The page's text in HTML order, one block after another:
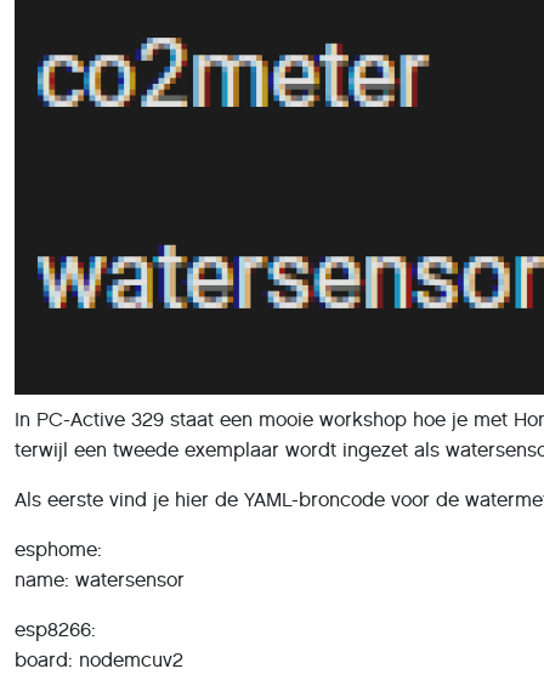
In PC-Active 329 staat een mooie workshop hoe je met
terwijl een tweede exemplaar wordt ingezet als
Als eerste vind je hier de YAML-broncode voor de
esphome:
name: watersensor
esp8266:
board: nodemcuv2